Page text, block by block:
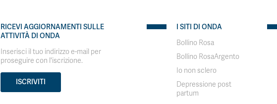
RICEVI AGGIORNAMENTI SULLE
ATTIVITÀ DI ONDA
Inserisci il tuo indirizzo e-mail per
proseguire con l'iscrizione.
ISCRIVITI
I SITI DI ONDA
Bollino Rosa
Bollino RosaArgento
Io non sclero
Depressione post
partum